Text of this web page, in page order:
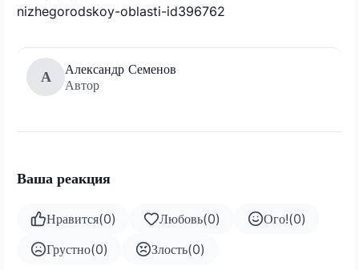
nizhegorodskoy-oblasti-id396762
А
Александр Семенов
Автор
Ваша реакция
Нравится(0) Любовь(0) Ого!(0)
Грустно(0) Злость(0)